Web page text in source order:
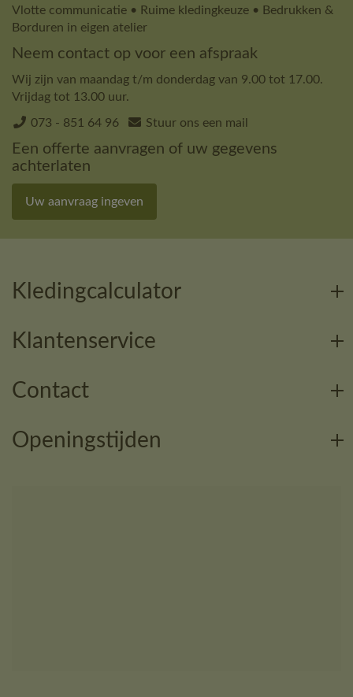
Vlotte communicatie • Ruime kledingkeuze • Bedrukken &
Borduren in eigen atelier
Neem contact op voor een afspraak
Wij zijn van maandag t/m donderdag van 9.00 tot 17.00.
Vrijdag tot 13.00 uur.
073 - 851 64 96 Stuur ons een mail
Een offerte aanvragen of uw gegevens
achterlaten
Uw aanvraag ingeven
Kledingcalculator
Klantenservice
Contact
Openingstijden